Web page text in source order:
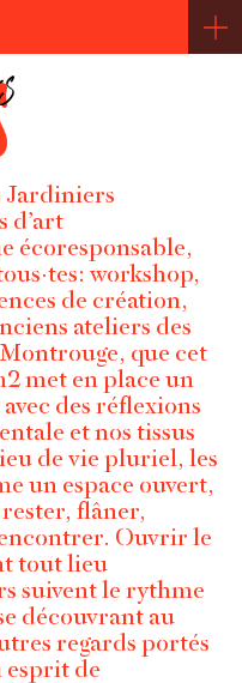
Jardiniers
d’art
écoresponsable,
workshop,
de création,
ateliers des
que cet
met en place un
des réflexions
et nos tissus
de vie pluriel, les
un espace ouvert,
flâner,
Ouvrir le
tout lieu
suivent le rythme
découvrant au
regards portés
esprit de